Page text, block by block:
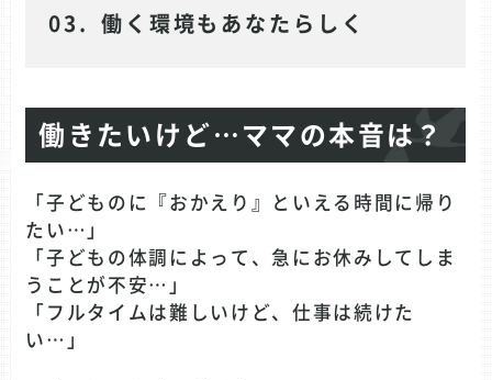
働く環境もあなたらしく
働きたいけど…ママの本音は？
「子どものに『おかえり』といえる時間に帰り
たい…」
「子どもの体調によって、急にお休みしてしま
うことが不安…」
「フルタイムは難しいけど、仕事は続けた
い…」